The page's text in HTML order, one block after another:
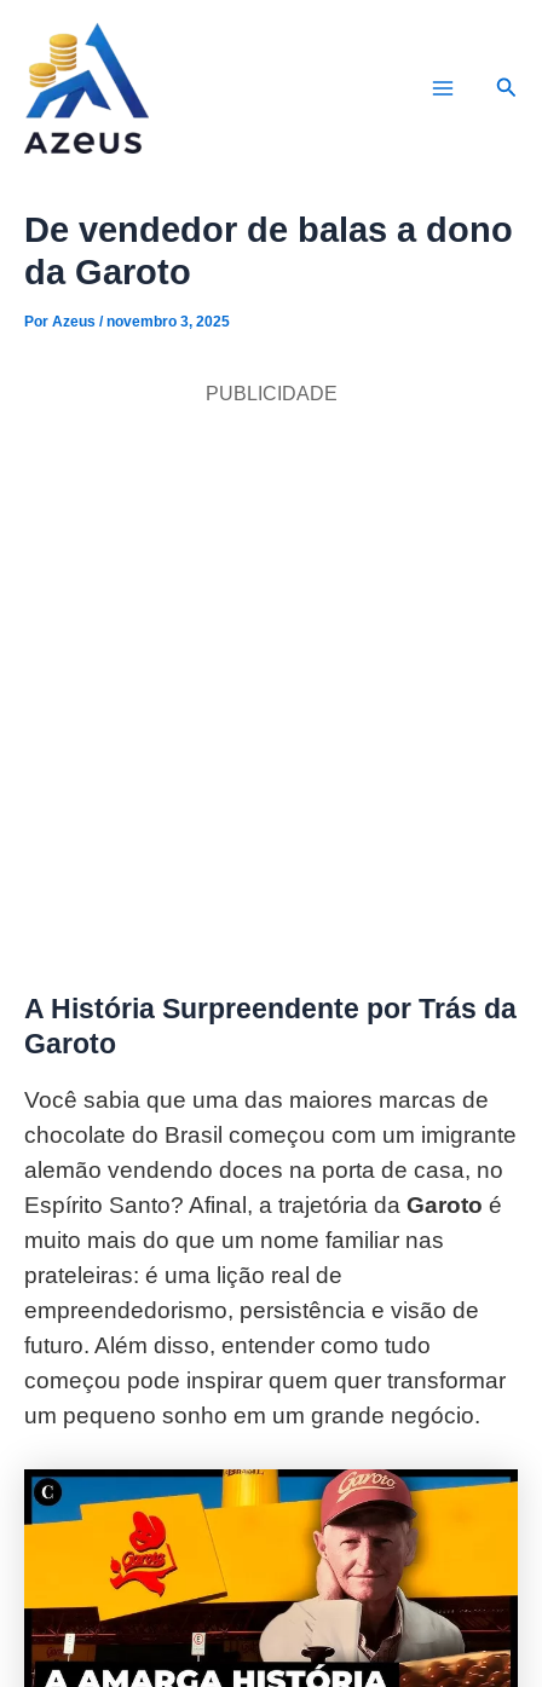
conteúdo
De vendedor de balas a dono
da Garoto
Por Azeus /novembro 3, 2025
PUBLICIDADE
A História Surpreendente por Trás da
Garoto
Você sabia que uma das maiores marcas de
chocolate do Brasil começou com um imigrante
alemão vendendo doces na porta de casa, no
Espírito Santo? Afinal, a trajetória da Garoto é
muito mais do que um nome familiar nas
prateleiras: é uma lição real de
empreendedorismo, persistência e visão de
futuro. Além disso, entender como tudo
começou pode inspirar quem quer transformar
um pequeno sonho em um grande negócio.